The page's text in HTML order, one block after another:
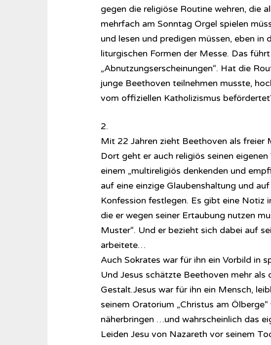
gegen die religiöse Routine wehren, die
mehrfach am Sonntag Orgel spielen
und lesen und predigen müssen, eben in
liturgischen Formen der Messe. Das
„Abnutzungserscheinungen“. Hat die
junge Beethoven teilnehmen musste,
vom offiziellen Katholizismus
2.
Mit 22 Jahren zieht Beethoven als freier
Dort geht er auch religiös seinen
einem „multireligiös denkenden und
auf eine einzige Glaubenshaltung und
Konfession festlegen. Es gibt eine Notiz
die er wegen seiner Ertaubung nutzen
Muster“. Und er bezieht sich dabei auf
arbeitete…
Auch Sokrates war für ihn ein Vorbild in
Und Jesus schätzte Beethoven mehr als
Gestalt.Jesus war für ihn ein Mensch,
seinem Oratorium „Christus am
näherbringen …und wahrscheinlich das
Leiden Jesu von Nazareth vor seinem